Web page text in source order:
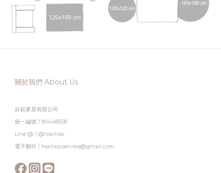
關於我們 About Us
好萩家居有限公司
統一編號 / 90448558
Line @ / @hochoo
電子郵件 / hochoo.service@gmail.com